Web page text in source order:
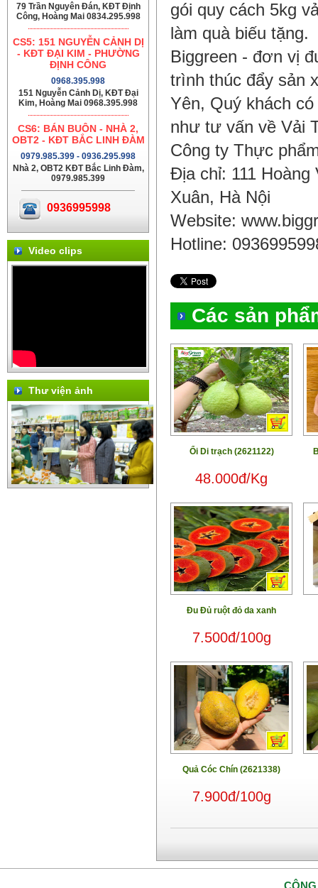
79 Trần Nguyên Đán, KĐT Định
Công, Hoàng Mai 0834.295.998
CS5: 151 NGUYỄN CẢNH DỊ
- KĐT ĐẠI KIM - PHƯỜNG
ĐỊNH CÔNG
0968.395.998
151 Nguyễn Cảnh Dị, KĐT Đại
Kim, Hoàng Mai 0968.395.998
CS6: BÁN BUÔN - NHÀ 2,
OBT2 - KĐT BẮC LINH ĐÀM
0979.985.399 - 0936.295.998
Nhà 2, OBT2 KĐT Bắc Linh Đàm,
0979.985.399
0936995998
Video clips
Thư viện ảnh
gói quy cách 5kg
làm quà biếu tặng.
Biggreen - đơn vị
trình thúc đẩy sản
Yên, Quý khách
như tư vấn về Vải
Công ty Thực
Địa chỉ: 111
Xuân, Hà Nội
Website:
Hotline:
Các sản
Ổi Di trạch (2621122)
48.000đ/Kg
Đu Đủ ruột đỏ da xanh
7.500đ/100g
Quả Cóc Chín (2621338)
7.900đ/100g